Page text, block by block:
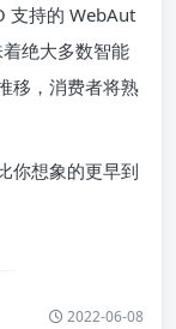
支持的 WebAut
绝大多数智能
移，消费者将熟
你想象的更早到
2022-06-08